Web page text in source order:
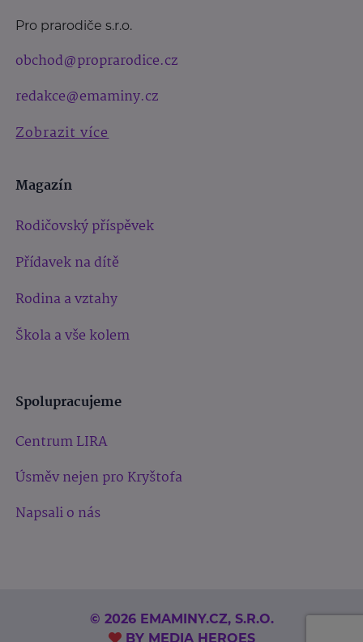
Pro prarodiče s.r.o.
obchod@proprarodice.cz
redakce@emaminy.cz
Zobrazit více
Magazín
Rodičovský příspěvek
Přídavek na dítě
Rodina a vztahy
Škola a vše kolem
Spolupracujeme
Centrum LIRA
Úsměv nejen pro Kryštofa
Napsali o nás
© 2026 EMAMINY.CZ, S.R.O.
BY MEDIA HEROES